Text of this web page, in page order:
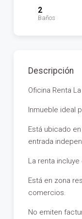
2
Baños
Descripción
Oficina Renta
Inmueble ideal
Está ubicado
entrada
La renta
Está en zona
comercios.
No emiten